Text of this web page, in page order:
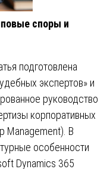
споры и
подготовлена
экспертов» и
руководство
корпоративных
Management). В
особенности
Dynamics 365